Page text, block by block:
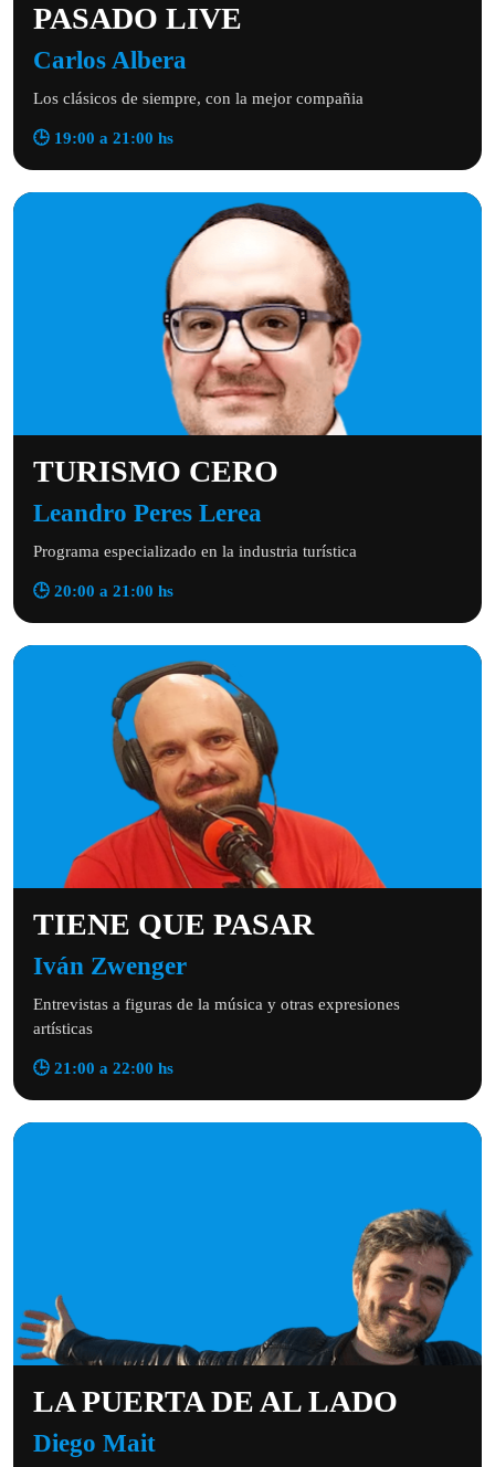
PASADO LIVE
Carlos Albera
Los clásicos de siempre, con la mejor compañia
🕒 19:00 a 21:00 hs
TURISMO CERO
Leandro Peres Lerea
Programa especializado en la industria turística
🕒 20:00 a 21:00 hs
TIENE QUE PASAR
Iván Zwenger
Entrevistas a figuras de la música y otras expresiones
artísticas
🕒 21:00 a 22:00 hs
LA PUERTA DE AL LADO
Diego Mait